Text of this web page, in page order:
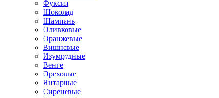
Фуксия
Шоколад
Шампань
Оливковые
Оранжевые
Вишневые
Изумрудные
Венге
Ореховые
Янтарные
Сиреневые